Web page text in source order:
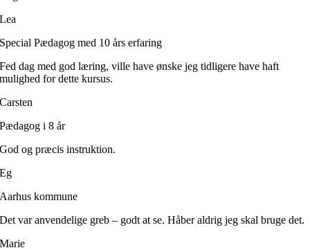
Lea
Special Pædagog med 10 års erfaring
Fed dag med god læring, ville have ønske jeg tidligere have haft
mulighed for dette kursus.
Carsten
Pædagog i 8 år
God og præcis instruktion.
Eg
Aarhus kommune
Det var anvendelige greb – godt at se. Håber aldrig jeg skal bruge det.
Marie